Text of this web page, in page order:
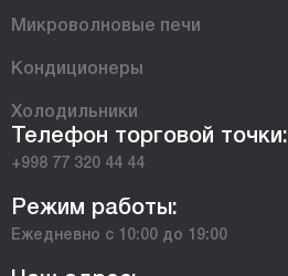
Микроволновые печи
Кондиционеры
Холодильники
Телефон торговой точки:
+998 77 320 44 44
Режим работы:
Ежедневно с 10:00 до 19:00